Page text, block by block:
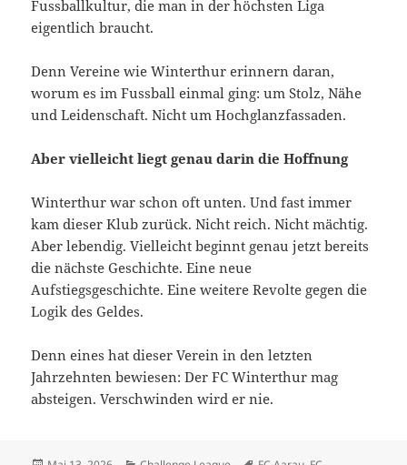
Fussballkultur, die man in der höchsten Liga
eigentlich braucht.
Denn Vereine wie Winterthur erinnern daran,
worum es im Fussball einmal ging: um Stolz, Nähe
und Leidenschaft. Nicht um Hochglanzfassaden.
Aber vielleicht liegt genau darin die Hoffnung
Winterthur war schon oft unten. Und fast immer
kam dieser Klub zurück. Nicht reich. Nicht mächtig.
Aber lebendig. Vielleicht beginnt genau jetzt bereits
die nächste Geschichte. Eine neue
Aufstiegsgeschichte. Eine weitere Revolte gegen die
Logik des Geldes.
Denn eines hat dieser Verein in den letzten
Jahrzehnten bewiesen: Der FC Winterthur mag
absteigen. Verschwinden wird er nie.